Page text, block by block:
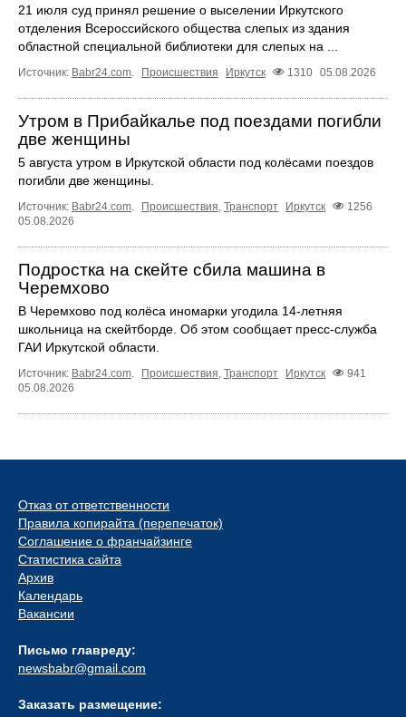
21 июля суд принял решение о выселении Иркутского
отделения Всероссийского общества слепых из здания
областной специальной библиотеки для слепых на ...
Источник: Babr24.com. Происшествия Иркутск 1310 05.08.2026
Утром в Прибайкалье под поездами погибли
две женщины
5 августа утром в Иркутской области под колёсами поездов
погибли две женщины.
Источник: Babr24.com. Происшествия, Транспорт Иркутск
1256
05.08.2026
Подростка на скейте сбила машина в
Черемхово
В Черемхово под колёса иномарки угодила 14‑летняя
школьница на скейтборде. Об этом сообщает пресс‑служба
ГАИ Иркутской области.
Источник: Babr24.com. Происшествия, Транспорт Иркутск
941
05.08.2026
Отказ от ответственности
Правила копирайта (перепечаток)
Соглашение о франчайзинге
Статистика сайта
Архив
Календарь
Вакансии
Письмо главреду:
newsbabr@gmail.com
Заказать размещение: